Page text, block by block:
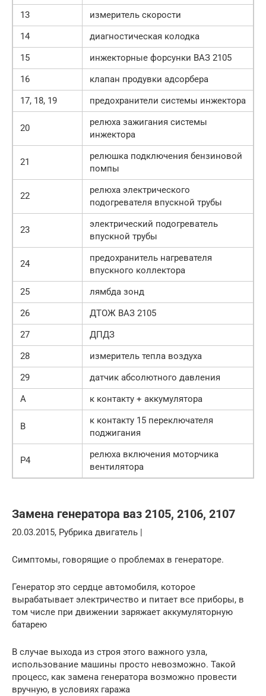
13
измеритель скорости
14
диагностическая колодка
15
инжекторные форсунки ВАЗ 2105
16
клапан продувки адсорбера
17, 18, 19
предохранители системы инжектора
20
релюха зажигания системы
инжектора
21
релюшка подключения бензиновой
помпы
22
релюха электрического
подогревателя впускной трубы
23
электрический подогреватель
впускной трубы
24
предохранитель нагревателя
впускного коллектора
25
лямбда зонд
26
ДТОЖ ВАЗ 2105
27
ДПДЗ
28
измеритель тепла воздуха
29
датчик абсолютного давления
А
к контакту + аккумулятора
В
к контакту 15 переключателя
поджигания
Р4
релюха включения моторчика
вентилятора
Замена генератора ваз 2105, 2106, 2107
20.03.2015, Рубрика двигатель |
Симптомы, говорящие о проблемах в генераторе.
Генератор это сердце автомобиля, которое
вырабатывает электричество и питает все приборы, в
том числе при движении заряжает аккумуляторную
батарею
В случае выхода из строя этого важного узла,
использование машины просто невозможно. Такой
процесс, как замена генератора возможно провести
вручную, в условиях гаража